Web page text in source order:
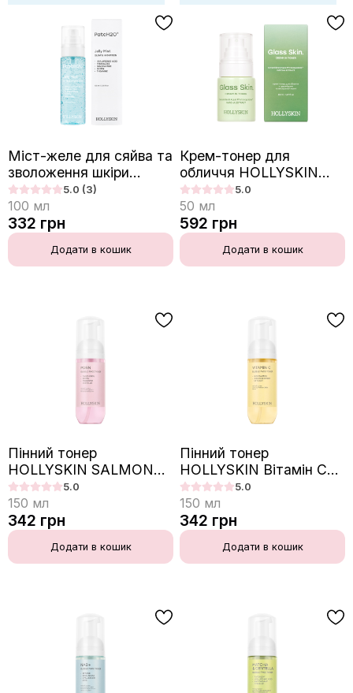
Міст-желе для сяйва та
зволоження шкіри
HOLLYSKIN
5.0 (3)
100 мл
332 грн
Додати в кошик
Крем-тонер для
обличчя HOLLYSKIN
Glass Skin. з
церамідами та
екстрактом матчі
5.0
50 мл
592 грн
Додати в кошик
Пінний тонер
HOLLYSKIN SALMON
DNA PDRN для
природного оновлення
шкіри
5.0
150 мл
342 грн
Додати в кошик
Пінний тонер
HOLLYSKIN Вітамін С
для підтримки сяйва
шкіри
5.0
150 мл
342 грн
Додати в кошик